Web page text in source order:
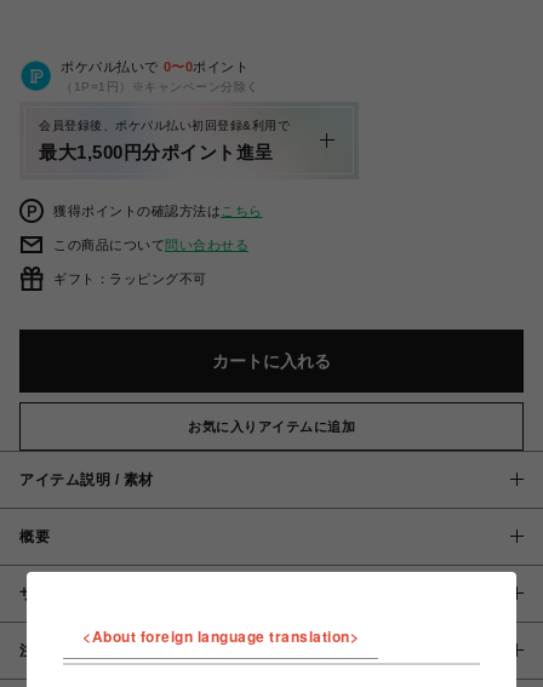
ポケパル払いで 0〜0ポイント
（1P=1円）※キャンペーン分除く
会員登録後、ポケパル払い初回登録&利用で
最大1,500円分ポイント進呈
獲得ポイントの確認方法は こちら
この商品について問い合わせる
ギフト：ラッピング不可
カートに入れる
お気に入りアイテムに追加
アイテム説明 / 素材
概要
サイズ
注意事項
<About foreign language translation>